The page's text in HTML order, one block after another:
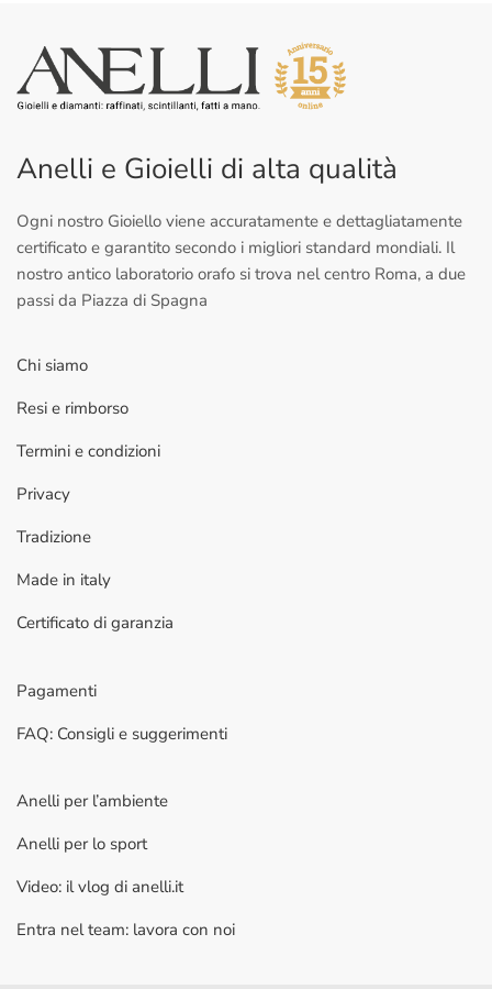
Anelli e Gioielli di alta qualità
Ogni nostro Gioiello viene accuratamente e dettagliatamente
certificato e garantito secondo i migliori standard mondiali. Il
nostro antico laboratorio orafo si trova nel centro Roma, a due
passi da Piazza di Spagna
Chi siamo
Resi e rimborso
Termini e condizioni
Privacy
Tradizione
Made in italy
Certificato di garanzia
Pagamenti
FAQ: Consigli e suggerimenti
Anelli per l’ambiente
Anelli per lo sport
Video: il vlog di anelli.it
Entra nel team: lavora con noi